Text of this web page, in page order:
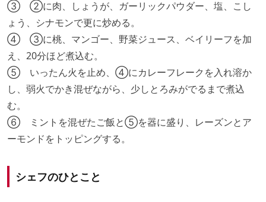
③ ②に肉、しょうが、ガーリックパウダー、塩、こし
ょう、シナモンで更に炒める。
④ ③に桃、マンゴー、野菜ジュース、ベイリーフを加
え、20分ほど煮込む。
⑤ いったん火を止め、④にカレーフレークを入れ溶か
し、弱火でかき混ぜながら、少しとろみがでるまで煮込
む。
⑥ ミントを混ぜたご飯と⑤を器に盛り、レーズンとア
ーモンドをトッピングする。
シェフのひとこと